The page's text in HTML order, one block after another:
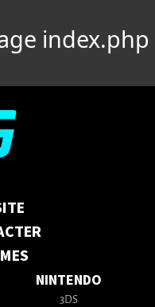
index.php
NINTENDO
3DS